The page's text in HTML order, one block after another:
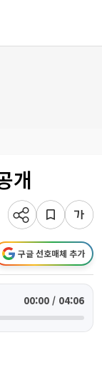
개
구글 선호매체 추가
00:00 / 04:06